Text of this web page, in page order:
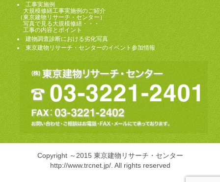
工事実施例
大規模修繕工事実施例のご紹介
（東京建物リサーチ・センター）
写真で見る大規模修繕・・・
工事の内容とポイント
建物調査診断における劣化写真
東京建物リサーチ・センターのイベント参加情報
Copyright ～2015 東京建物リサーチ・センター
http://www.trcnet.jp/. All rights reserved